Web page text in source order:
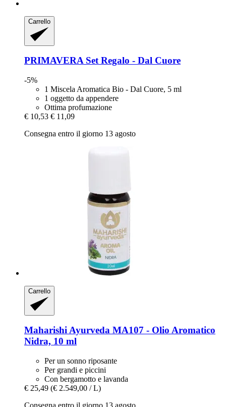
Carrello
PRIMAVERASet Regalo -​ Dal Cuore
-5%
1 Miscela Aromatica Bio - Dal Cuore, 5 ml
1 oggetto da appendere
Ottima profumazione
€ 10,53 € 11,09
Consegna entro il giorno 13 agosto
Carrello
Maharishi Ayurveda MA107 -​ Olio Aromatico
Nidra, 10 ml
Per un sonno riposante
Per grandi e piccini
Con bergamotto e lavanda
€ 25,49 (€ 2.549,00 / L)
Consegna entro il giorno 13 agosto